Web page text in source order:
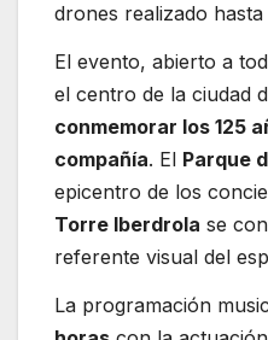
drones realizado
El evento, abierto a
el centro de la ciudad
conmemorar los 125
compañía. El Parque
epicentro de los
Torre Iberdrola se
referente visual del
La programación